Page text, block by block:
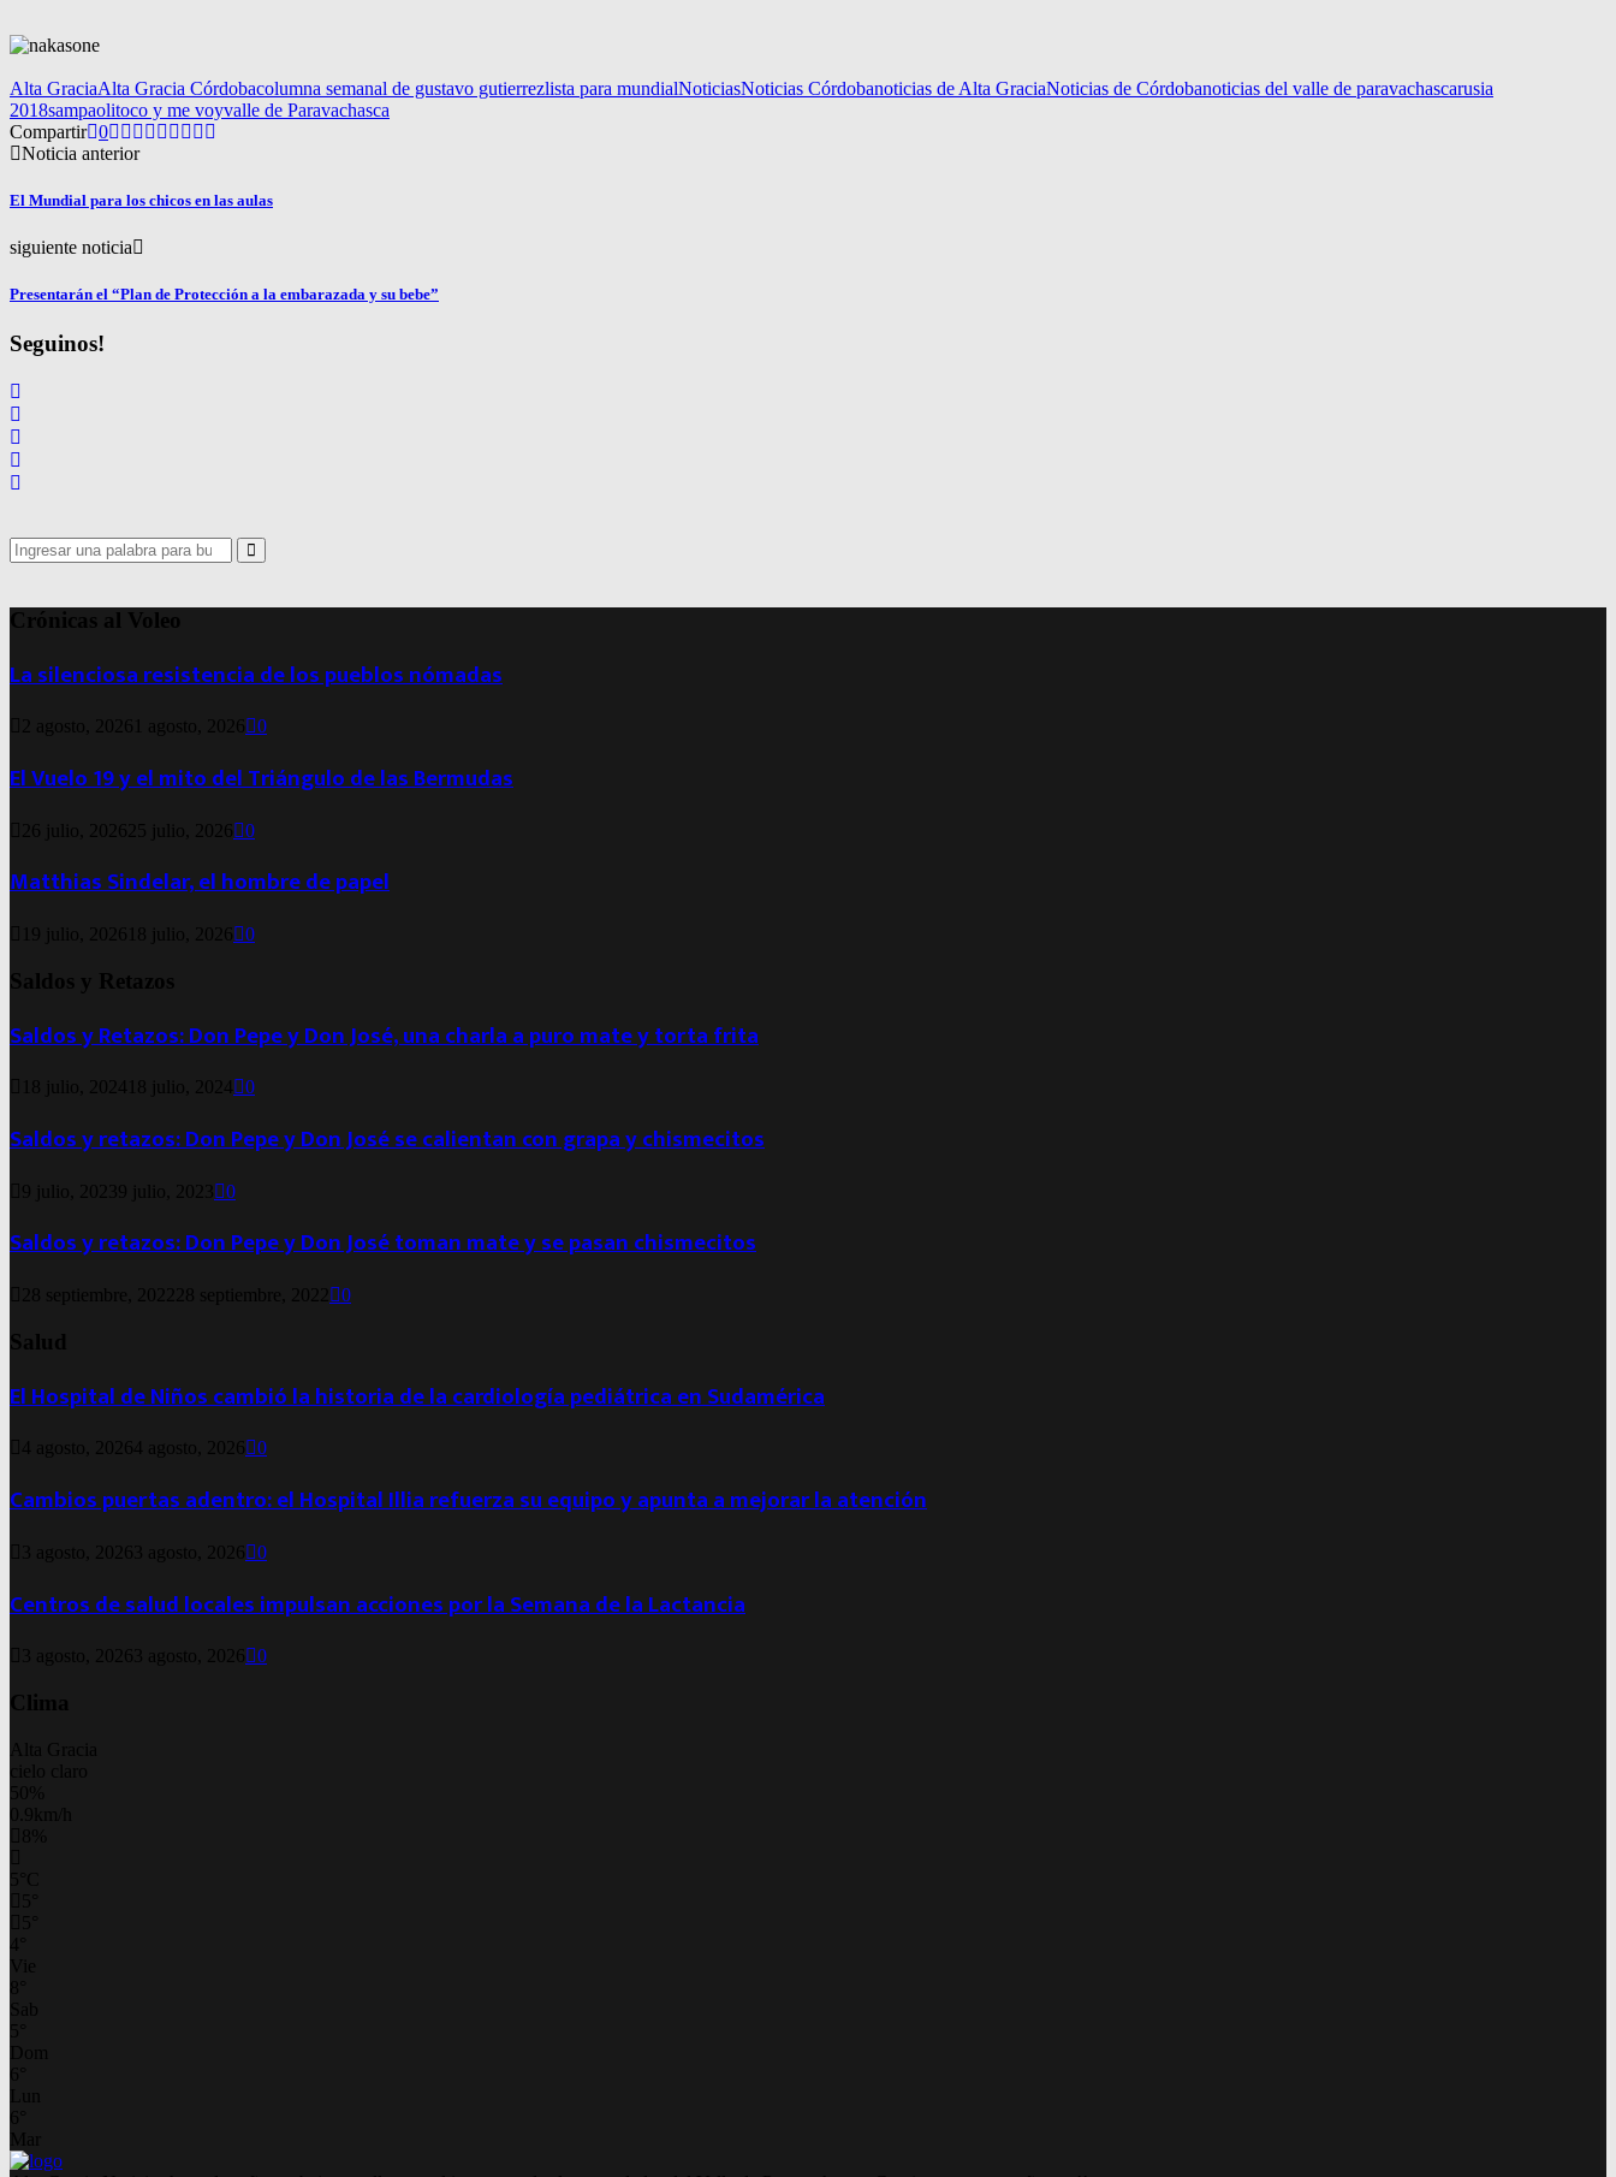
Alta GraciaAlta Gracia Córdobacolumna semanal de gustavo gutierrezlista para mundialNoticiasNoticias Córdobanoticias de Alta GraciaNoticias de Córdobanoticias del valle de paravachascarusia
2018sampaolitoco y me voyvalle de Paravachasca
Compartir 0
Noticia anterior
El Mundial para los chicos en las aulas
siguiente noticia
Presentarán el “Plan de Protección a la embarazada y su bebe”
Seguinos!
Search
for:
Search
Crónicas al Voleo
La silenciosa resistencia de los pueblos nómadas
2 agosto, 2026 1 agosto, 2026 0
El Vuelo 19 y el mito del Triángulo de las Bermudas
26 julio, 2026 25 julio, 2026 0
Matthias Sindelar, el hombre de papel
19 julio, 2026 18 julio, 2026 0
Saldos y Retazos
Saldos y Retazos: Don Pepe y Don José, una charla a puro mate y torta frita
18 julio, 2024 18 julio, 2024 0
Saldos y retazos: Don Pepe y Don José se calientan con grapa y chismecitos
9 julio, 20239 julio, 2023 0
Saldos y retazos: Don Pepe y Don José toman mate y se pasan chismecitos
28 septiembre, 2022 28 septiembre, 2022 0
Salud
El Hospital de Niños cambió la historia de la cardiología pediátrica en Sudamérica
4 agosto, 20264 agosto, 2026 0
Cambios puertas adentro: el Hospital Illia refuerza su equipo y apunta a mejorar la atención
3 agosto, 2026 3 agosto, 2026 0
Centros de salud locales impulsan acciones por la Semana de la Lactancia
3 agosto, 2026 3 agosto, 2026 0
Clima
Alta Gracia
cielo claro
50%
0.9km/h
8%
5 C
5
5
4
Vie
8
Sab
5
Dom
6
Lun
6
Mar